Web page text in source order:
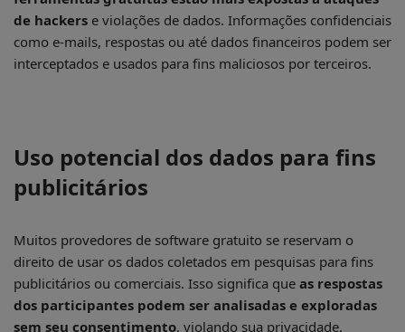
de hackers e violações de dados. Informações confidenciais
como e-mails, respostas ou até dados financeiros podem ser
interceptados e usados para fins maliciosos por terceiros.
Uso potencial dos dados para fins
publicitários
Muitos provedores de software gratuito se reservam o
direito de usar os dados coletados em pesquisas para fins
publicitários ou comerciais. Isso significa que as respostas
dos participantes podem ser analisadas e exploradas
sem seu consentimento, violando sua privacidade.